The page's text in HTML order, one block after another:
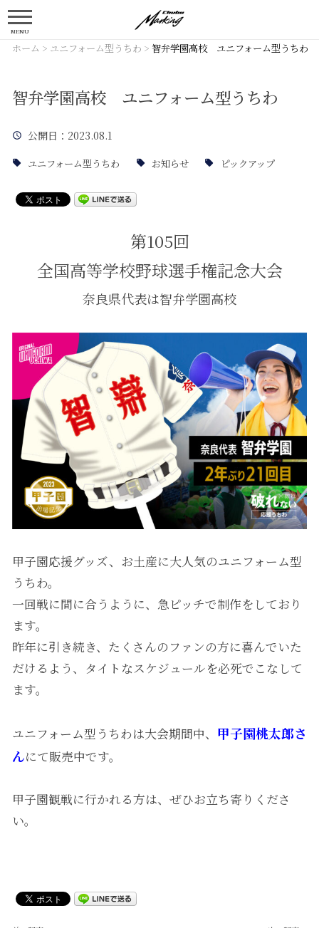
MENU
ホーム > ユニフォーム型うちわ > 智弁学園高校 ユニフォーム型うちわ
智弁学園高校 ユニフォーム型うちわ
公開日 ：2023.08.1
ユニフォーム型うちわ お知らせ ピックアップ
第105回
全国高等学校野球選手権記念大会
奈良県代表は智弁学園高校
甲子園応援グッズ、お土産に大人気のユニフォーム型
うちわ。
一回戦に間に合うように、急ピッチで制作をしており
ます。
昨年に引き続き、たくさんのファンの方に喜んでいた
だけるよう、タイトなスケジュールを必死でこなして
ます。
ユニフォーム型うちわは大会期間中、 甲子園桃太郎さ
んにて販売中です。
甲子園観戦に行かれる方は、ぜひお立ち寄りくださ
い。